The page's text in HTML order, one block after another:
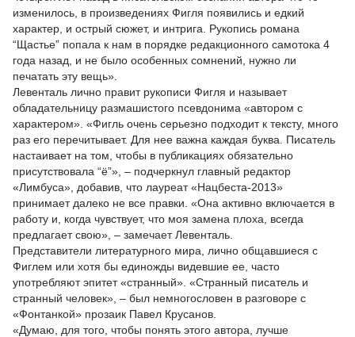
изменилось, в произведениях Фигля появились и едкий
характер, и острый сюжет, и интрига. Рукопись романа
“Щастье” попала к нам в порядке редакционного самотока 4
года назад, и не было особенных сомнений, нужно ли
печатать эту вещь».
Левенталь лично правит рукописи Фигля и называет
обладательницу размашистого псевдонима «автором с
характером». «Фигль очень серьезно подходит к тексту, много
раз его перечитывает. Для нее важна каждая буква. Писатель
настаивает на том, чтобы в публикациях обязательно
присутствовала “ё”», – подчеркнул главный редактор
«Лимбуса», добавив, что лауреат «Нацбеста-2013»
принимает далеко не все правки. «Она активно включается в
работу и, когда чувствует, что моя замена плоха, всегда
предлагает свою», – замечает Левенталь.
Представители литературного мира, лично общавшиеся с
Фиглем или хотя бы единожды видевшие ее, часто
употребляют эпитет «странный». «Странный писатель и
странный человек», – был немногословен в разговоре с
«Фонтанкой» прозаик Павел Крусанов.
«Думаю, для того, чтобы понять этого автора, лучше